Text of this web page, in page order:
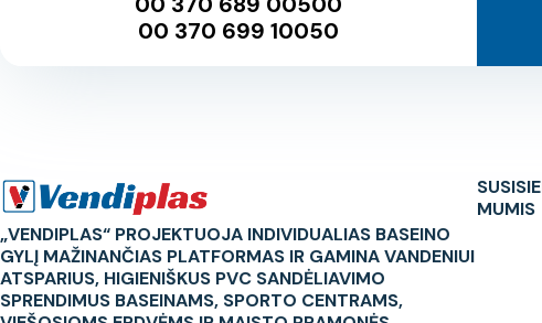
00 370 699 10050
„VENDIPLAS“ PROJEKTUOJA INDIVIDUALIAS BASEINO
GYLĮ MAŽINANČIAS PLATFORMAS IR GAMINA VANDENIUI
ATSPARIUS, HIGIENIŠKUS PVC SANDĖLIAVIMO
SPRENDIMUS BASEINAMS, SPORTO CENTRAMS,
MUMIS